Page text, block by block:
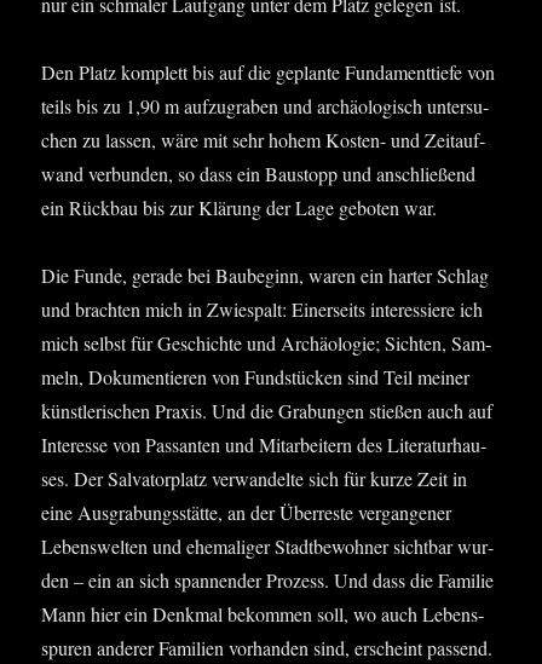
Den Platz kom­plett bis auf die geplan­te Fun­da­ment­tie­fe von
teils bis zu 1,90 m auf­zu­gra­ben und archäo­lo­gisch unter­su­
chen zu las­sen, wäre mit sehr hohem Kos­ten- und Zeit­auf­
wand ver­bun­den, so dass ein Bau­stopp und anschlie­ßend
ein Rück­bau bis zur Klä­rung der Lage gebo­ten war.
Die Fun­de, gera­de bei Bau­be­ginn, waren ein har­ter Schlag
und brach­ten mich in Zwie­spalt: Einer­seits inter­es­sie­re ich
mich selbst für Geschich­te und Archäo­lo­gie; Sich­ten, Sam­
meln, Doku­men­tie­ren von Fund­stü­cken sind Teil mei­ner
künst­le­ri­schen Pra­xis. Und die Gra­bun­gen stie­ßen auch auf
Inter­es­se von Pas­san­ten und Mit­ar­bei­tern des Lite­ra­tur­hau­
ses. Der Sal­va­tor­platz ver­wan­del­te sich für kur­ze Zeit in
eine Aus­gra­bungs­stät­te, an der Über­res­te ver­gan­ge­ner
Lebens­wel­ten und ehe­ma­li­ger Stadt­be­woh­ner sicht­bar wur­
den – ein an sich span­nen­der Pro­zess. Und dass die Fami­lie
Mann hier ein Denk­mal bekom­men soll, wo auch Lebens­
spu­ren ande­rer Fami­li­en vor­han­den sind, erscheint pas­send.